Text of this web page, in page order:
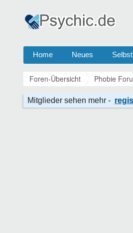
Home Neues
Foren-Übersicht Phobie